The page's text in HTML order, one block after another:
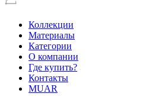
Коллекции
Материалы
Категории
О компании
Где купить?
Контакты
MUAR